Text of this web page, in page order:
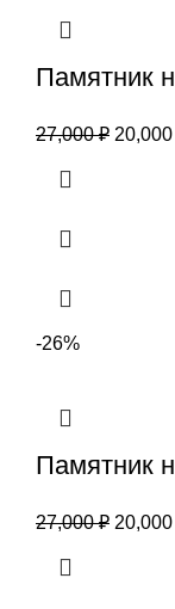
Памятник
27,000₽ 20,000
-26%
Памятник
27,000₽ 20,000